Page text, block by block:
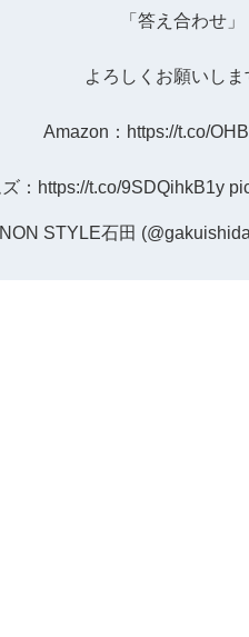
「答え合わせ」
よろしくお願いしま
Amazon： https://t.co/
： https://t.co/9SDQihkB1y
STYLE石田